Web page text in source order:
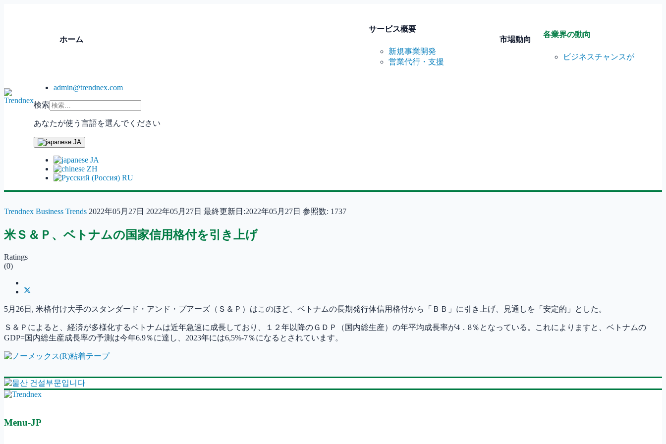
ホーム
サービス概要
新規事業開発
営業代行・支援
市場動向
各業界の動向
ビジネスチャンスが
admin@trendnex.com
検索
あなたが使う言語を選んでください
JA
JA
ZH
RU
Trendnex Business Trends 2022年05月27日 2022年05月27日 最終更新日:2022年05月27日 参照数: 1737
米Ｓ＆Ｐ、ベトナムの国家信用格付を引き上げ
Ratings
(0)
5月26日, 米格付け大手のスタンダード・アンド・プアーズ（Ｓ＆Ｐ）はこのほど、ベトナムの長期発行体信用格付から「ＢＢ」に引き上げ、見通しを「安定的」とした。
Ｓ＆Ｐによると、経済が多様化するベトナムは近年急速に成長しており、１２年以降のＧＤＰ（国内総生産）の年平均成長率が4．8％となっている。これによりますと、ベトナムの
GDP=国内総生産成長率の予測は今年6.9％に達し、2023年には6,5%-7％になるとされています。
Menu-JP